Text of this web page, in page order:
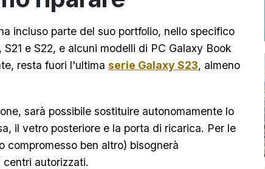
incluso parte del suo portfolio, nello specifico
e S22, e alcuni modelli di PC Galaxy Book
resta fuori l'ultima serie Galaxy S23, almeno
sarà possibile sostituire autonomamente lo
il vetro posteriore e la porta di ricarica. Per le
compromesso ben altro) bisognerà
autorizzati.